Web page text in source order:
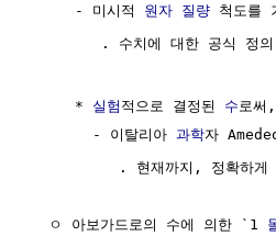
     - 미시적
원자 질량 척도를
. 수치에 대한 공식 정
     *
실험 적으로 결정된 수로써,
       - 이탈리아
과학자
          . 현재까지, 정확하게
  ㅇ 아보가드로의 수에 의한 `1